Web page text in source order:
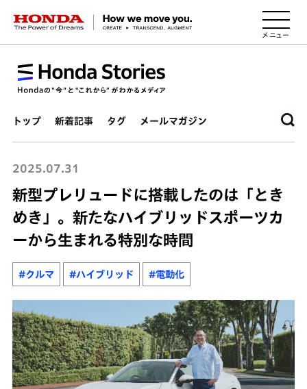
HONDA The Power of Dreams
トップ 新着記事 タグ メールマガジン
2025.07.31
新型プレリュードに搭載したのは「とき
めき」。新たなハイブリッドスポーツカ
ーから生まれる特別な時間
#クルマ #ハイブリッド #電動化